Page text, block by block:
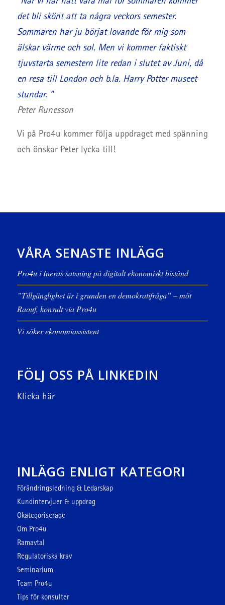
det bli skönt att ta några veckors semester.
Sommaren har ju börjat lovande för mig som
älskar värme och sol. Men vi kommer faktiskt
tjuvstarta semestern lite redan i slutet av Juni, då
en resa till London och b.la. Harry Potter museet
stundar. ”
Peter Runesson
Vi på Pro4u kommer följa uppdraget med spänning
och önskar Peter lycka till!
VÅRA SENASTE INLÄGG
Pro4u i Ineras satsning på digitalt ekonomiskt bistånd
”Tillgänglighet är i grunden en demokratifråga” – möt
Raouf, konsult via Pro4u
Vi söker ekonomiassistent
FÖLJ OSS PÅ LINKEDIN
Klicka här
INLÄGG ENLIGT KATEGORI
Förändringsledning & Ledarskap
Kundintervjuer & uppdrag
Okategoriserade
Om Pro4u
Ramavtal
Regulatoriska krav
Seminarium
Team Pro4u
Tips för konsulter